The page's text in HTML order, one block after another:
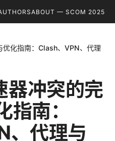
ABOUT — SCOM 2025
化指南：Clash、VPN、代理
器冲突的完
南：
、代理与